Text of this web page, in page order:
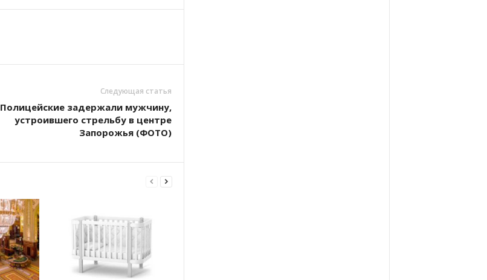
Следующая статья
Полицейские задержали мужчину,
устроившего стрельбу в центре
Запорожья (ФОТО)